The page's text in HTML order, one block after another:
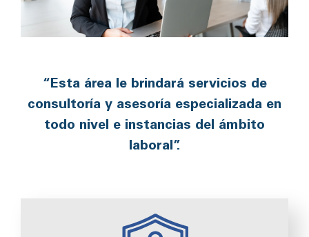
“Esta área le brindará servicios de
consultoría y asesoría especializada en
todo nivel e instancias del ámbito
laboral”.